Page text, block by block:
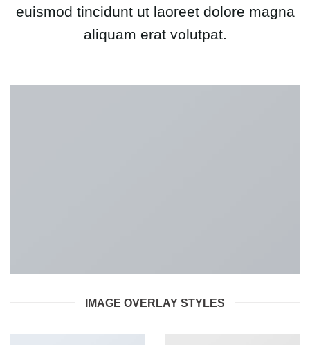
euismod tincidunt ut laoreet dolore magna
aliquam erat volutpat.
IMAGE OVERLAY STYLES